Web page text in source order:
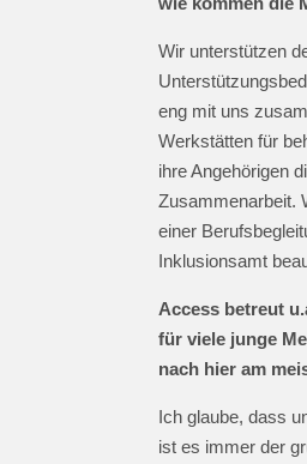
Wir unterstützen
eng mit uns
Werkstätten für
ihre Angehörigen
Zusammenarbeit.
einer
Inklusionsamt
Access betreut
für viele junge
nach hier am
Ich glaube, dass
ist es immer der